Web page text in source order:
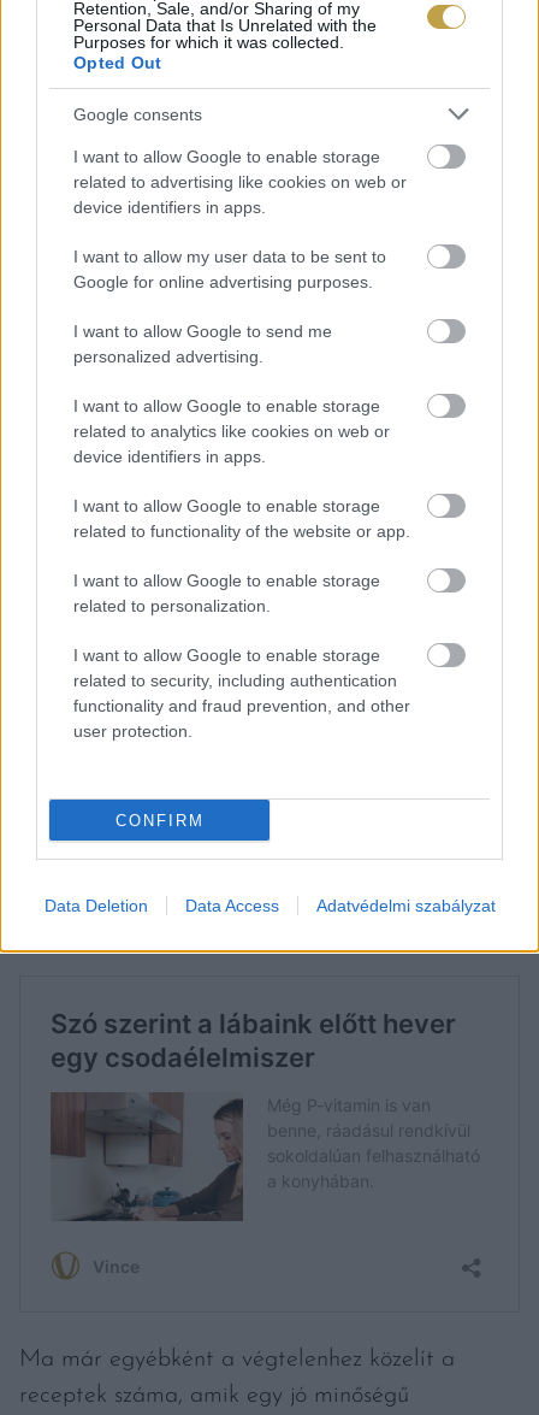
Retention, Sale, and/or Sharing of my
Personal Data that Is Unrelated with the
Purposes for which it was collected.
Opted Out
Google consents
I want to allow Google to enable storage
related to advertising like cookies on web or
device identifiers in apps.
I want to allow my user data to be sent to
Google for online advertising purposes.
I want to allow Google to send me
personalized advertising.
I want to allow Google to enable storage
related to analytics like cookies on web or
device identifiers in apps.
I want to allow Google to enable storage
related to functionality of the website or app.
I want to allow Google to enable storage
related to personalization.
I want to allow Google to enable storage
related to security, including authentication
functionality and fraud prevention, and other
user protection.
CONFIRM
Data Deletion Data Access Adatvédelmi szabályzat
krétaiak minden nap esznek egy evőkanál olívát.
Tisztítja a májat, segíti az emésztést, csökkenti a
rossz koleszterin szintjét. A szív- és érrendszeri
problémákra hajlamosaknak receptre kéne felírni
gyógyszerek helyett, mert megelőzi a
lerakódásokat az erekben. Nem véletlen, hogy
legtovább az emberek.
Ezt a csodaszert persze megtalálta a
szépségipar is, hiszen külsőleg is csodálatos
hatása van a bőrre. Ma már számtalan
formában lehet kapni olíva tartalmú
készítményeket, melyekkel ápolhatjuk testünket,
arcunkat.
OLÍVAOLAJ, A VÉGTELEN
LEHETŐSÉG
Az olívaolajat nem nehéz beépíteni az
ételekre önthetünk néhány cseppet belőle. Ha
salátát készítünk, ahhoz mindenképpen extra szűz
olívát használjunk, így nemcsak finomat eszünk,
Ma már egyébként a végtelenhez közelít a
receptek száma, amik egy jó minőségű